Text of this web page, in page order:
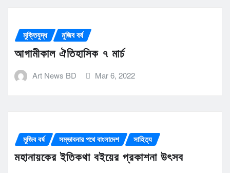
মুক্তিযুদ্ধ মুজিব বর্ষ
আগামীকাল ঐতিহাসিক ৭ মার্চ
Art News BD Mar 6, 2022
মুজিব বর্ষ সম্ভাবনার পথে বাংলাদেশ সাহিত্য
মহানায়কের ইতিকথা বইয়ের প্রকাশনা উৎসব